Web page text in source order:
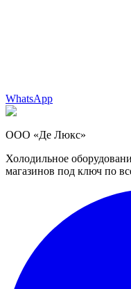
WhatsApp
ООО «Де Люкс»
Холодильное
магазинов под ключ по